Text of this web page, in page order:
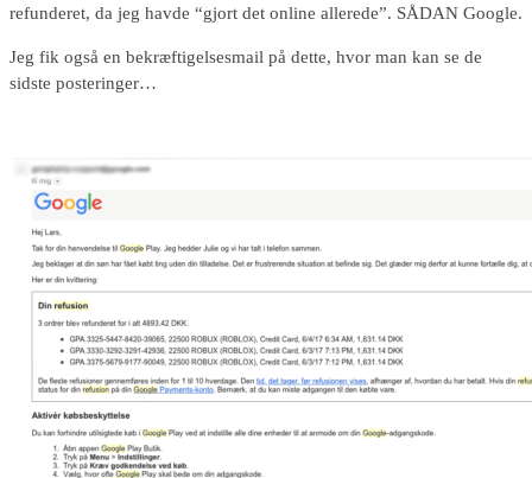
refunderet, da jeg havde “gjort det online allerede”. SÅDAN Google.
Jeg fik også en bekræftigelsesmail på dette, hvor man kan se de
sidste posteringer…